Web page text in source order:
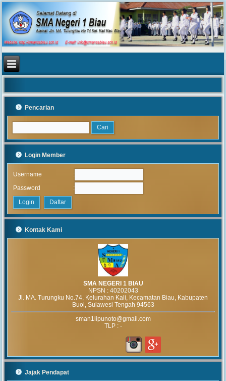
Pencarian
Login Member
Username
:
Password
:
Kontak Kami
SMA NEGERI 1 BIAU
NPSN : 40202043
Jl. MA. Turungku No.74, Kelurahan Kali, Kecamatan Biau, Kabupaten
Buol, Sulawesi Tengah 94563
sman1lipunoto@gmail.com
TLP : -
Jajak Pendapat
MUHAMMAD ARIF
(Alumni)
2018-12-05 10:42:02
Get prepared to be
amazed of the 21st
century educational system!